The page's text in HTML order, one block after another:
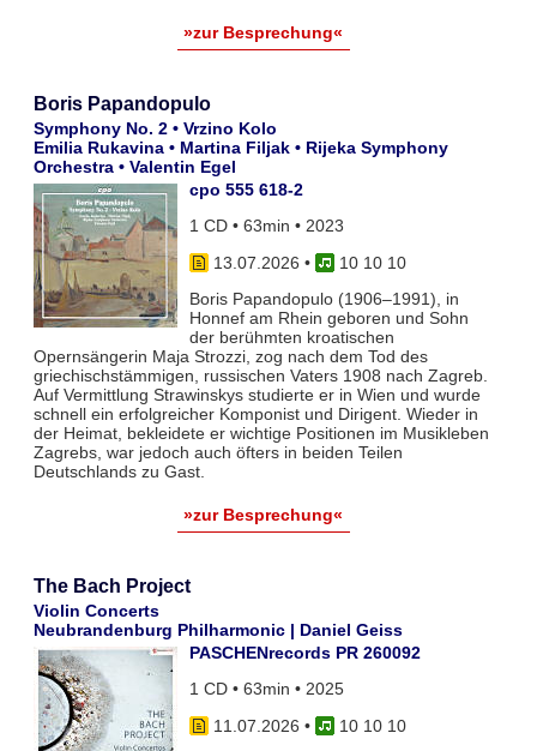
»zur Besprechung«
Boris Papandopulo
Symphony No. 2 • Vrzino Kolo
Emilia Rukavina • Martina Filjak • Rijeka Symphony
Orchestra • Valentin Egel
cpo 555 618-2
1 CD • 63min • 2023
13.07.2026 •
10 10 10
Boris Papandopulo (1906–1991), in
Honnef am Rhein geboren und Sohn
der berühmten kroatischen
Opernsängerin Maja Strozzi, zog nach dem Tod des
griechischstämmigen, russischen Vaters 1908 nach Zagreb.
Auf Vermittlung Strawinskys studierte er in Wien und wurde
schnell ein erfolgreicher Komponist und Dirigent. Wieder in
der Heimat, bekleidete er wichtige Positionen im Musikleben
Zagrebs, war jedoch auch öfters in beiden Teilen
Deutschlands zu Gast.
»zur Besprechung«
The Bach Project
Violin Concerts
Neubrandenburg Philharmonic | Daniel Geiss
PASCHENrecords PR 260092
1 CD • 63min • 2025
11.07.2026 •
10 10 10